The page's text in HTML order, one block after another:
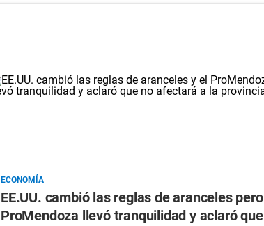
ECONOMÍA
EE.UU. cambió las reglas de aranceles pero
ProMendoza llevó tranquilidad y aclaró que